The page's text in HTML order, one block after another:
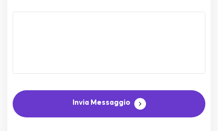
Invia Messaggio